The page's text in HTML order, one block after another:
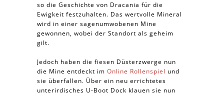
so die Geschichte von Dracania für die
Ewigkeit festzuhalten. Das wertvolle Mineral
wird in einer sagenumwobenen Mine
gewonnen, wobei der Standort als geheim
gilt.
Jedoch haben die fiesen Düsterzwerge nun
die Mine entdeckt im Online Rollenspiel und
sie überfallen. Über ein neu errichtetes
unterirdisches U-Boot Dock klauen sie nun